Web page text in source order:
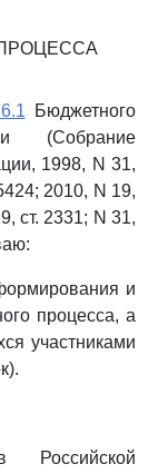
Бюджетного
(Собрание
1998, N 31,
2010, N 19,
ст. 2331; N 31,
и
процесса, а
участниками
Российской